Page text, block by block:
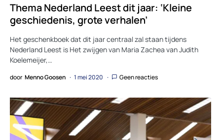
Thema Nederland Leest dit jaar: ‘Kleine
geschiedenis, grote verhalen’
Het geschenkboek dat dit jaar centraal zal staan tijdens
Nederland Leest is Het zwijgen van Maria Zachea van Judith
Koelemeijer,…
door Menno Goosen 1 mei 2020 Geen reacties